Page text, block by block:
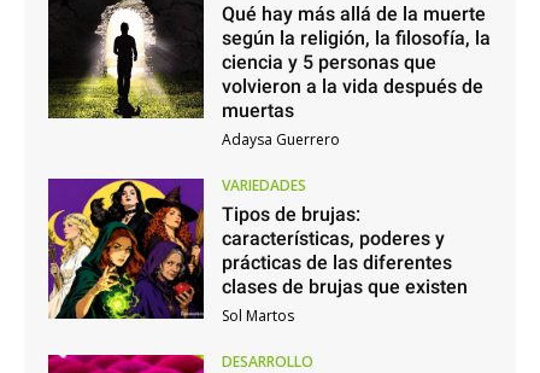
Qué hay más allá de la muerte
según la religión, la filosofía, la
ciencia y 5 personas que
volvieron a la vida después de
muertas
Adaysa Guerrero
VARIEDADES
Tipos de brujas:
características, poderes y
prácticas de las diferentes
clases de brujas que existen
Sol Martos
DESARROLLO